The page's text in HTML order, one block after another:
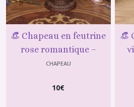
👒 Chapeau en feutrine
rose romantique –
Poupée type Barbie
CHAPEAU
10€
👒